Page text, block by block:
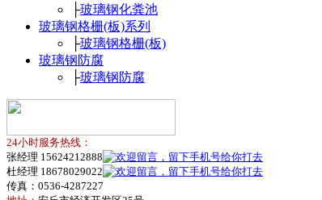
├玻璃钢化粪池
玻璃钢格栅(板)系列
├玻璃钢格栅(板)
玻璃钢防腐
├玻璃钢防腐
24小时服务热线：
张经理 15624212888
杜经理 18678029022
传真：0536-4287227